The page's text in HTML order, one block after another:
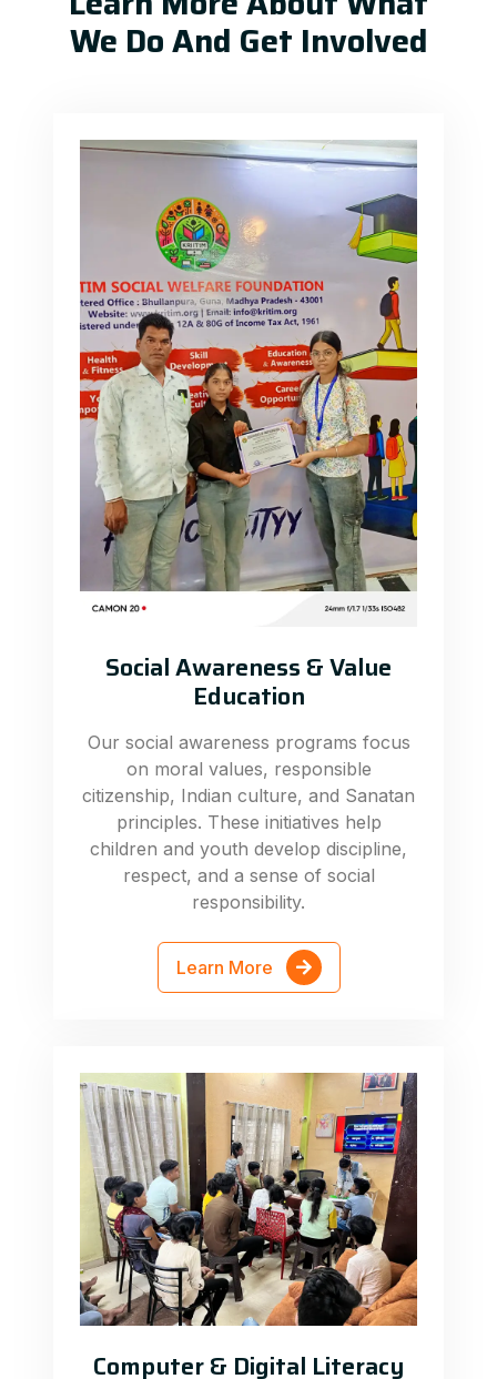
We Do And Get Involved
Social Awareness & Value
Education
Our social awareness programs focus
on moral values, responsible
citizenship, Indian culture, and Sanatan
principles. These initiatives help
children and youth develop discipline,
respect, and a sense of social
responsibility.
Learn More
Computer & Digital Literacy